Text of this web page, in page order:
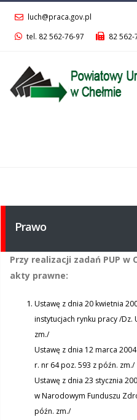
luch@praca.gov.pl
tel. 82 562-76-97
82 562-
Prawo
Przy realizacji zadań PUP w
akty prawne:
Ustawę z dnia 20 kwietnia
instytucjach rynku pracy /Dz.
zm./
Ustawę z dnia 12 marca
r. nr 64 poz. 593 z późn. zm./
Ustawę z dnia 23 stycznia
w Narodowym Funduszu
późn. zm./